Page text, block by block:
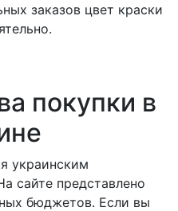
заказов цвет краски
покупки в
украинским
сайте представлено
бюджетов. Если вы